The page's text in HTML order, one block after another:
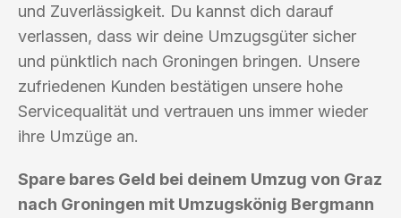
und Zuverlässigkeit. Du kannst dich darauf
verlassen, dass wir deine Umzugsgüter sicher
und pünktlich nach Groningen bringen. Unsere
zufriedenen Kunden bestätigen unsere hohe
Servicequalität und vertrauen uns immer wieder
ihre Umzüge an.
Spare bares Geld bei deinem Umzug von Graz
nach Groningen mit Umzugskönig Bergmann